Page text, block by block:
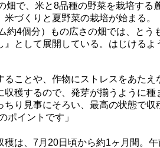
で、米と8品種の野菜を栽培する
づくりと夏野菜の栽培が始まる。
4個分）もの広さの畑では、とう
』として展開している。はじける
ことや、作物にストレスをあたえ
穫するので、発芽が揃うように
ちり見事にそろい、最高の状態で
ポイントです」
は、7月20日頃から約1ヶ月間。